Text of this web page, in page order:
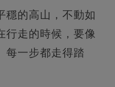
穩的高山，不動如
行走的時候，要像
每一步都走得踏